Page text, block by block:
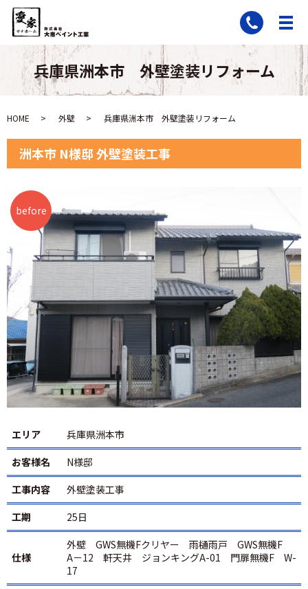
兵庫県洲本市 外壁塗装リフォーム
HOME 外壁 兵庫県洲本市 外壁塗装リフォーム
洲本市 N様邸 外壁塗装工事
エリア
兵庫県洲本市
お客様名
N様邸
工事内容
外壁塗装工事
工期
25日
仕様
外壁 GWS無機Fクリヤー 雨樋雨戸 GWS無機F
A－12 軒天井 ジョンキングA-01 門扉無機F W-
17